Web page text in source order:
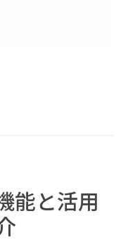
能と活用